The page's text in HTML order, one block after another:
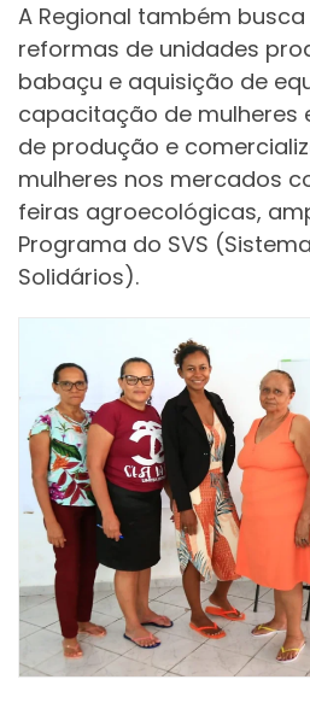
A Regional também
reformas de unidades
babaçu e aquisição de
capacitação de mulheres
de produção e
mulheres nos mercados
feiras agroecológicas,
Programa do SVS
Solidários).